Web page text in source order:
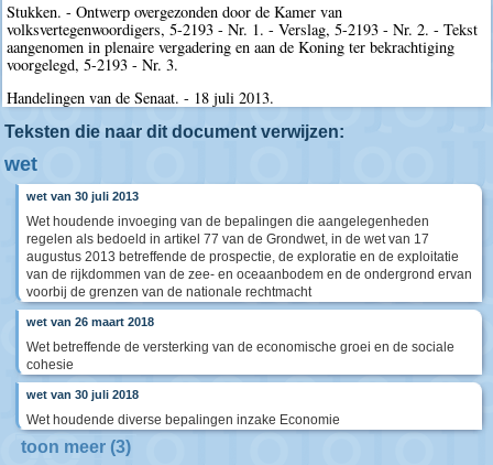
Stukken. - Ontwerp overgezonden door de Kamer van
volksvertegenwoordigers, 5-2193 - Nr. 1. - Verslag, 5-2193 - Nr. 2. - Tekst
aangenomen in plenaire vergadering en aan de Koning ter bekrachtiging
voorgelegd, 5-2193 - Nr. 3.
Handelingen van de Senaat. - 18 juli 2013.
Teksten die naar dit document verwijzen:
wet
wet van 30 juli 2013
Wet houdende invoeging van de bepalingen die aangelegenheden
regelen als bedoeld in artikel 77 van de Grondwet, in de wet van 17
augustus 2013 betreffende de prospectie, de exploratie en de exploitatie
van de rijkdommen van de zee- en oceaanbodem en de ondergrond ervan
voorbij de grenzen van de nationale rechtmacht
wet van 26 maart 2018
Wet betreffende de versterking van de economische groei en de sociale
cohesie
wet van 30 juli 2018
Wet houdende diverse bepalingen inzake Economie
toon meer (3)